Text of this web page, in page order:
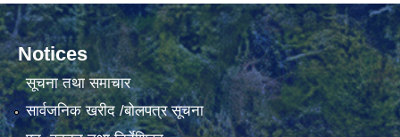
Notices
सूचना तथा समाचार
सार्वजनिक खरीद /बोलपत्र सूचना